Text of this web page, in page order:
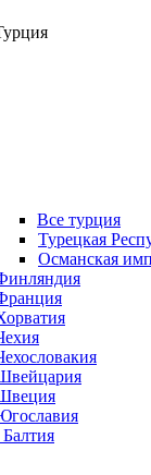
Все турция
Турецкая
Османская